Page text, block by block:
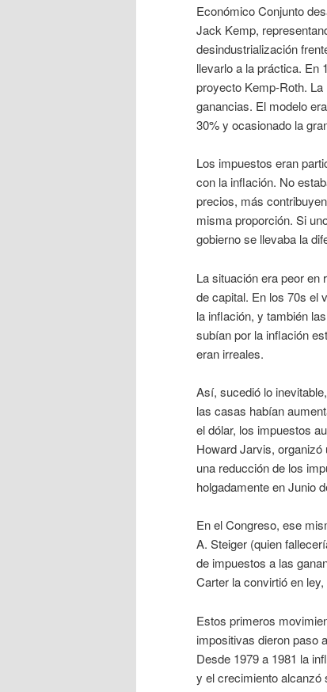
Económico Conjunto
Jack Kemp,
desindustrialización
llevarlo a la práctica. En
proyecto Kemp-Roth.
ganancias. El modelo
30% y ocasionado la
Los impuestos eran
con la inflación. No
precios, más
misma proporción. Si
gobierno se llevaba la
La situación era peor en
de capital. En los 70s el
la inflación, y también
subían por la inflación
eran irreales.
Así, sucedió lo
las casas habían
el dólar, los impuestos
Howard Jarvis, organizó
una reducción de los
holgadamente en Junio
En el Congreso, ese
A. Steiger (quien
de impuestos a las
Carter la convirtió en
Estos primeros
impositivas dieron paso
Desde 1979 a 1981 la
y el crecimiento alcanzó